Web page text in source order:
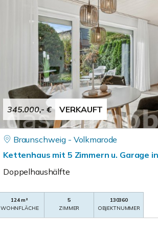
345.000,- € VERKAUFT
Braunschweig - Volkmarode
Kettenhaus mit 5 Zimmern u. Garage
Doppelhaushälfte
124 m²
WOHNFLÄCHE
5
ZIMMER
130360
OBJEKTNUMMER